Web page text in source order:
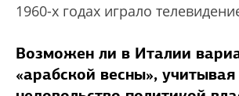
1960-х годах играло
Возможен ли в Италии
«арабской весны»,